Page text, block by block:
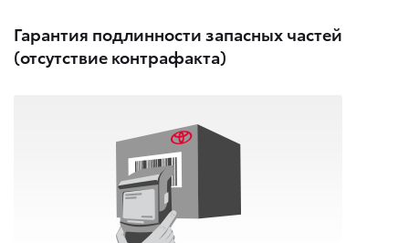
Гарантия подлинности запасных частей
(отсутствие контрафакта)